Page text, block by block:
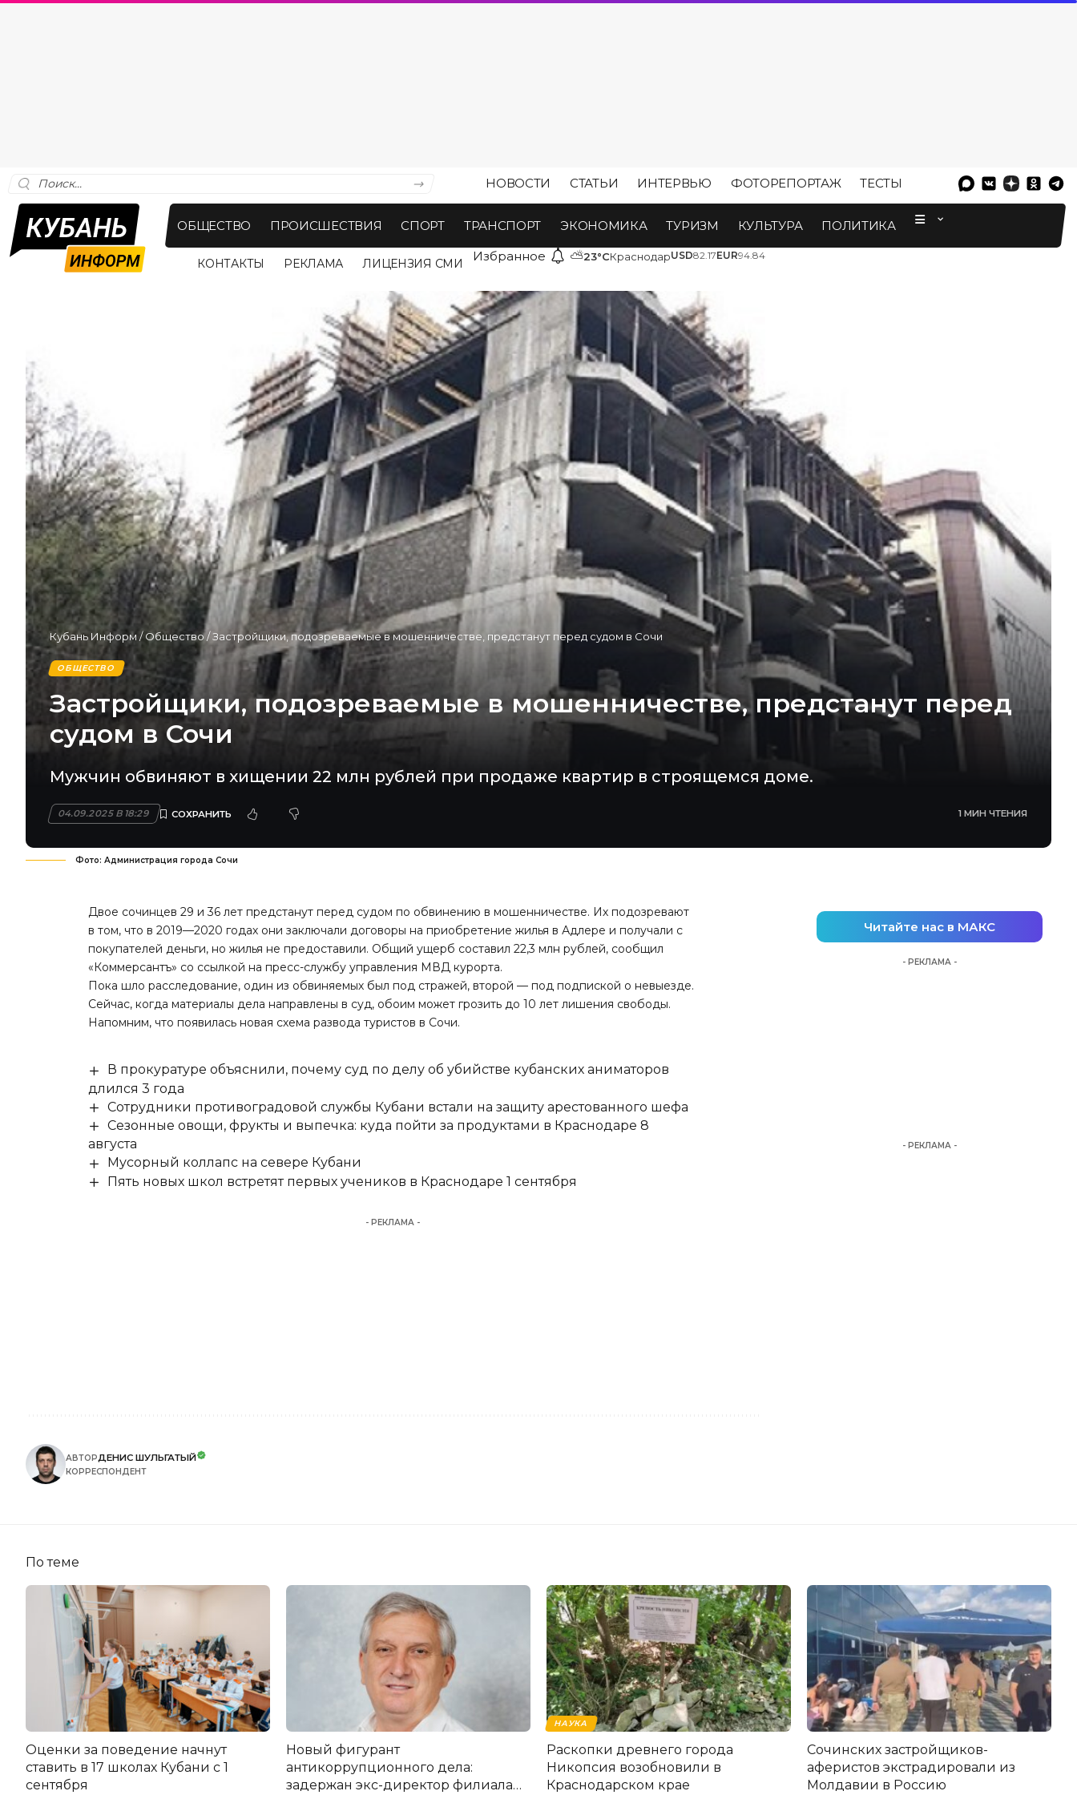
НОВОСТИ СТАТЬИ ИНТЕРВЬЮ ФОТОРЕПОРТАЖ ТЕСТЫ
ОБЩЕСТВО ПРОИСШЕСТВИЯ СПОРТ ТРАНСПОРТ ЭКОНОМИКА ТУРИЗМ КУЛЬТУРА ПОЛИТИКА
КОНТАКТЫ РЕКЛАМА ЛИЦЕНЗИЯ СМИ Избранное ⛅23°CКраснодарUSD82.17EUR94.84
Кубань Информ /Общество/Застройщики, подозреваемые в мошенничестве, предстанут перед судом в Сочи
ОБЩЕСТВО
Застройщики, подозреваемые в мошенничестве, предстанут перед
судом в Сочи
Мужчин обвиняют в хищении 22 млн рублей при продаже квартир в строящемся доме.
04.09.2025 В 18:29 1 МИН ЧТЕНИЯ
Фото: Администрация города Сочи
Двое сочинцев 29 и 36 лет предстанут перед судом по обвинению в мошенничестве. Их подозревают
в том, что в 2019—2020 годах они заключали договоры на приобретение жилья в Адлере и получали с
покупателей деньги, но жилья не предоставили. Общий ущерб составил 22,3 млн рублей, сообщил
«Коммерсантъ» со ссылкой на пресс-службу управления МВД курорта.
Пока шло расследование, один из обвиняемых был под стражей, второй — под подпиской о невыезде.
Сейчас, когда материалы дела направлены в суд, обоим может грозить до 10 лет лишения свободы.
Напомним, что появилась новая схема развода туристов в Сочи.
В прокуратуре объяснили, почему суд по делу об убийстве кубанских аниматоров
длился 3 года
Сотрудники противоградовой службы Кубани встали на защиту арестованного шефа
Сезонные овощи, фрукты и выпечка: куда пойти за продуктами в Краснодаре 8
августа
Мусорный коллапс на севере Кубани
Пять новых школ встретят первых учеников в Краснодаре 1 сентября
- РЕКЛАМА -
АВТОРДЕНИС ШУЛЬГАТЫЙ
КОРРЕСПОНДЕНТ
Читайте нас в МАКС
- РЕКЛАМА -
- РЕКЛАМА -
По теме
Оценки за поведение начнут
ставить в 17 школах Кубани с 1
сентября
Новый фигурант
антикоррупционного дела:
задержан экс-директор филиала
НАУКА
Раскопки древнего города
Никопсия возобновили в
Краснодарском крае
Сочинских застройщиков-
аферистов экстрадировали из
Молдавии в Россию